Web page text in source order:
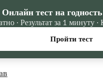
Онлайн тест на
· Результат за 1 минуту
Пройти тест